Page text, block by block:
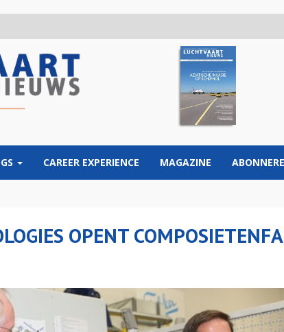
CAREER EXPERIENCE MAGAZINE
OPENT